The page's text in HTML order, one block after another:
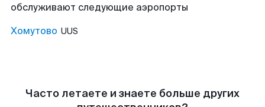
обслуживают следующие аэропорты
Хомутово UUS
Часто летаете и знаете больше других